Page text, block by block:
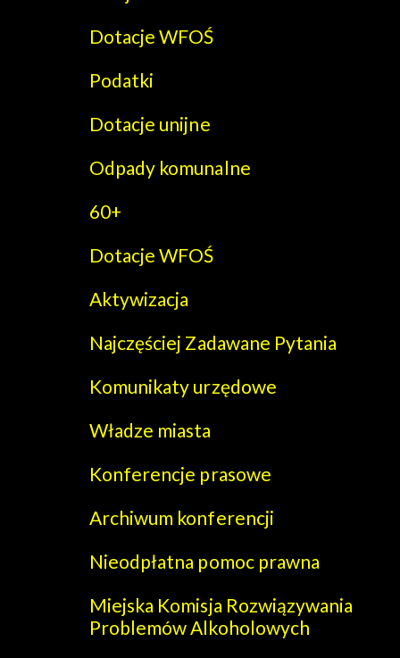
Dotacje WFOŚ
Podatki
Dotacje unijne
Odpady komunalne
60+
Dotacje WFOŚ
Aktywizacja
Najczęściej Zadawane Pytania
Komunikaty urzędowe
Władze miasta
Konferencje prasowe
Archiwum konferencji
Nieodpłatna pomoc prawna
Miejska Komisja Rozwiązywania
Problemów Alkoholowych